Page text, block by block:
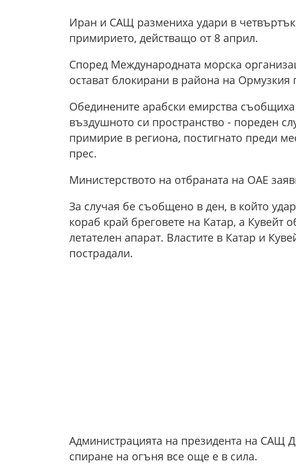
Иран и САЩ размениха удари в четвъртък
примирието, действащо от 8 април.
Според Международната морска
остават блокирани в района на Ормузкия
Обединените арабски емирства
въздушното си пространство - пореден
примирие в региона, постигнато преди
прес.
Министерството на отбраната на ОАЕ
За случая бе съобщено в ден, в който
кораб край бреговете на Катар, а Кувейт
летателен апарат. Властите в Катар и
пострадали.
Администрацията на президента на САЩ
спиране на огъня все още е в сила.